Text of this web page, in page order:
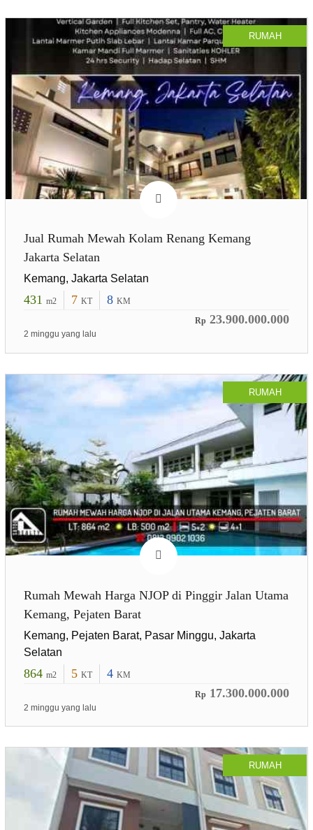
RUMAH
Jual Rumah Mewah Kolam Renang Kemang
Jakarta Selatan
Kemang, Jakarta Selatan
431 m2 7 KT 8 KM
Rp 23.900.000.000
2 minggu yang lalu
RUMAH
Rumah Mewah Harga NJOP di Pinggir Jalan Utama
Kemang, Pejaten Barat
Kemang, Pejaten Barat, Pasar Minggu, Jakarta
Selatan
864 m2 5 KT 4 KM
Rp 17.300.000.000
2 minggu yang lalu
RUMAH